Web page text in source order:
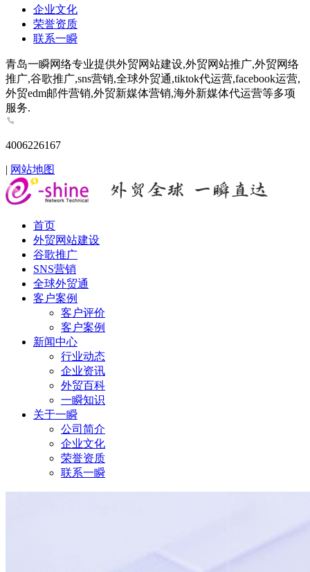
企业文化
荣誉资质
联系一瞬
青岛一瞬网络专业提供外贸网站建设,外贸网站推广,外贸网络
推广,谷歌推广,sns营销,全球外贸通,tiktok代运营,facebook运营,
外贸edm邮件营销,外贸新媒体营销,海外新媒体代运营等多项
服务.
4006226167
| 网站地图
首页
外贸网站建设
谷歌推广
SNS营销
全球外贸通
客户案例
客户评价
客户案例
新闻中心
行业动态
企业资讯
外贸百科
一瞬知识
关于一瞬
公司简介
企业文化
荣誉资质
联系一瞬